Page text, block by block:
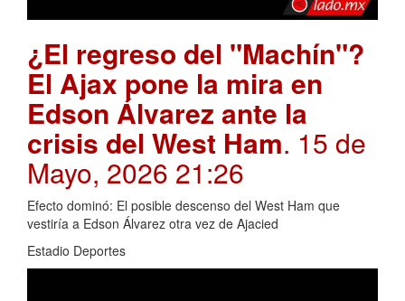
¿El regreso del "Machín"?
El Ajax pone la mira en
Edson Álvarez ante la
crisis del West Ham. 15 de
Mayo, 2026 21:26
Efecto dominó: El posible descenso del West Ham que
vestiría a Edson Álvarez otra vez de Ajacied
Estadio Deportes